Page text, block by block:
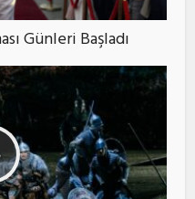
Günleri Başladı